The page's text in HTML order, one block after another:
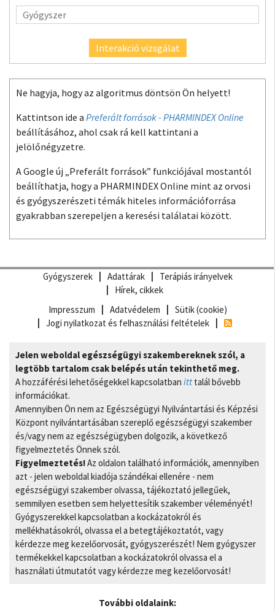
Interakció vizsgálat
Ne hagyja, hogy az algoritmus döntsön Ön helyett!
Kattintson ide a Preferált források - PHARMINDEX Online
beállításához, ahol csak rá kell kattintani a
jelölőnégyzetre.
A Google új „Preferált források” funkciójával mostantól
beállíthatja, hogy a PHARMINDEX Online mint az orvosi
és gyógyszerészeti témák hiteles információforrása
gyakrabban szerepeljen a keresési találatai között.
Gyógyszerek Adattárak
Terápiás irányelvek
Hírek, cikkek
Impresszum
Adatvédelem
Sütik (cookie)
Jogi nyilatkozat és felhasználási feltételek
Jelen weboldal egészségügyi szakembereknek szól, a
legtöbb tartalom csak belépés után tekinthető meg.
A hozzáférési lehetőségekkel kapcsolatban itt talál bővebb
információkat.
Amennyiben Ön nem az Egészségügyi Nyilvántartási és Képzési
Központ nyilvántartásában szereplő egészségügyi szakember
és/vagy nem az egészségügyben dolgozik, a következő
figyelmeztetés Önnek szól.
Figyelmeztetés!Az oldalon található információk, amennyiben
azt - jelen weboldal kiadója szándékai ellenére - nem
egészségügyi szakember olvassa, tájékoztató jellegűek,
semmilyen esetben sem helyettesítik szakember véleményét!
Gyógyszerekkel kapcsolatban a kockázatokról és
mellékhatásokról, olvassa el a betegtájékoztatót, vagy
kérdezze meg kezelőorvosát, gyógyszerészét! Nem gyógyszer
termékekkel kapcsolatban a kockázatokról olvassa el a
használati útmutatót vagy kérdezze meg kezelőorvosát!
További oldalaink: